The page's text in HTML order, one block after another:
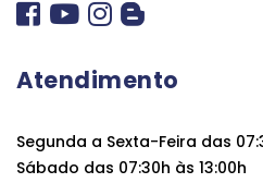
Atendimento
Segunda a Sexta-Feira das
Sábado das 07:30h às 13:00h